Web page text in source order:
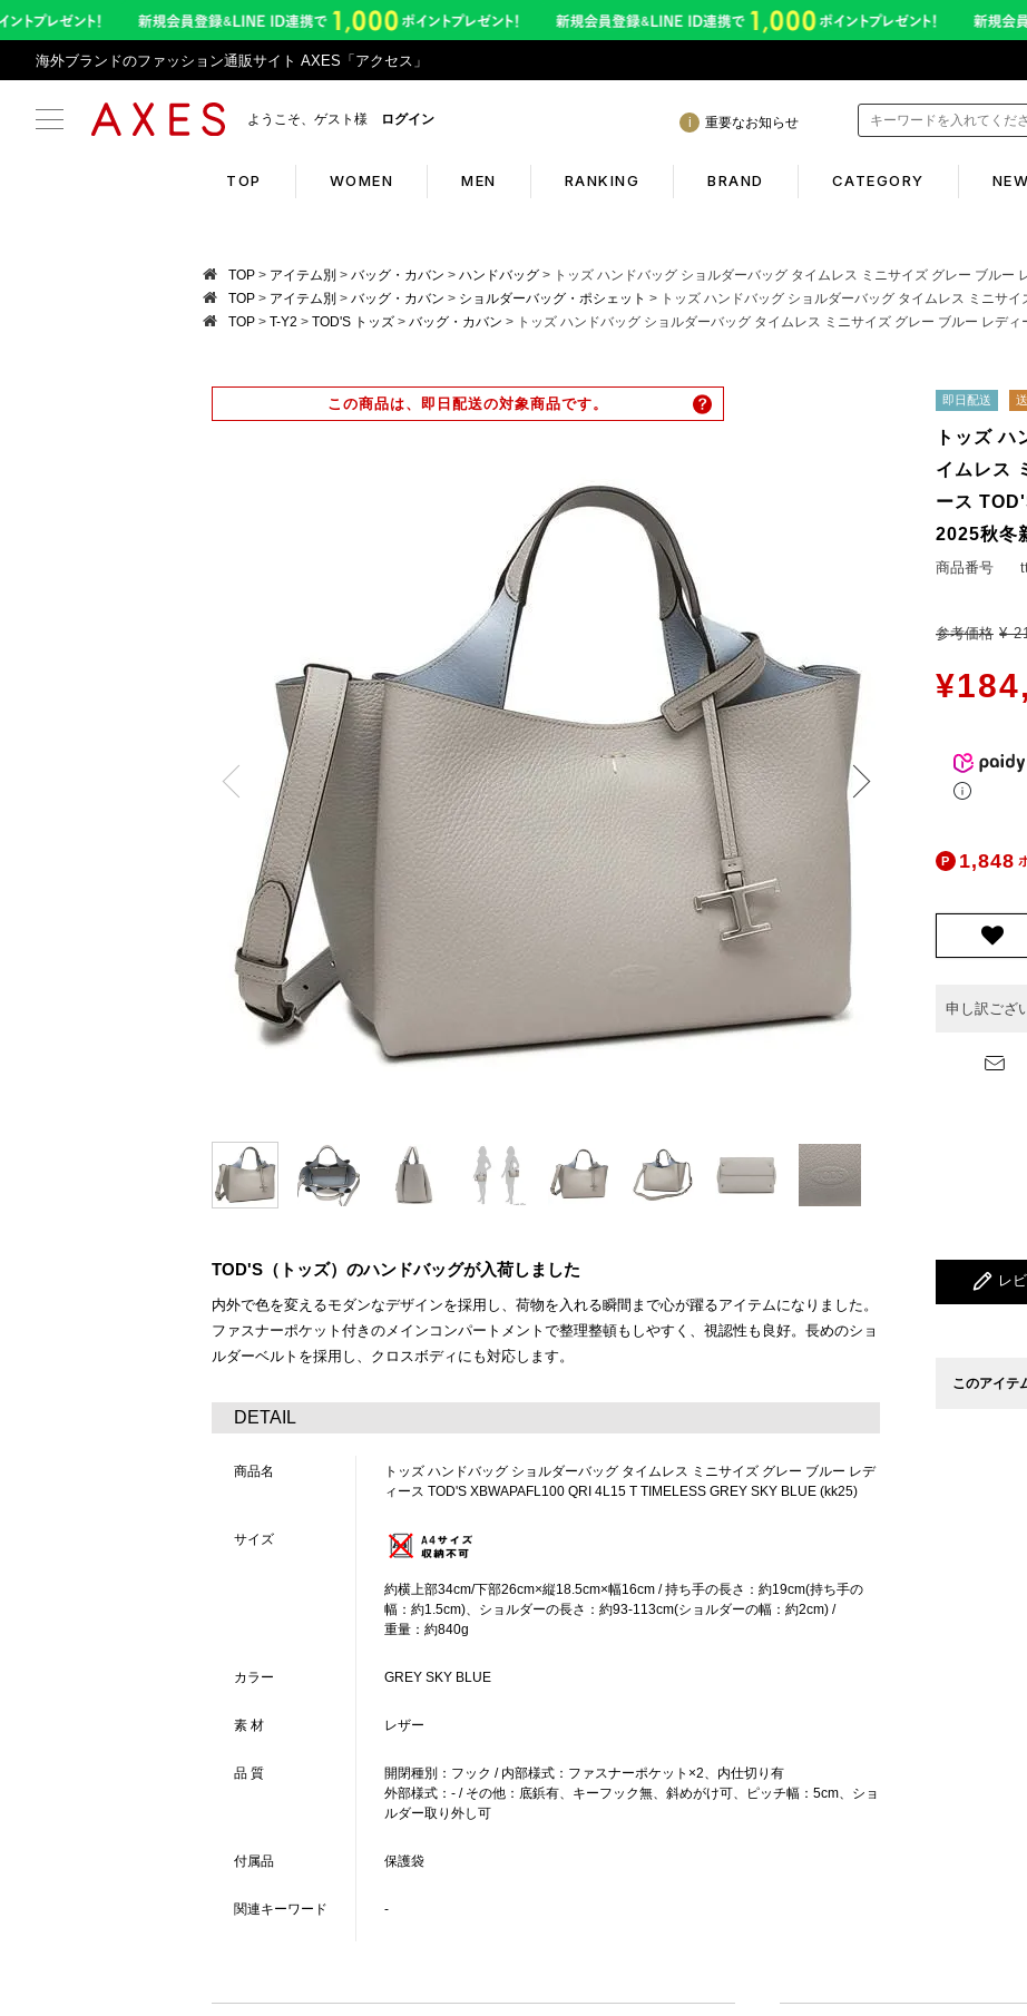
海外ブランドのファッション通販サイト AXES「アクセス」
ようこそ、ゲスト様 ログイン 重要なお知らせ
TOP WOMEN MEN RANKING BRAND CATEGORY NEW
Information
アプリサービス終了のお知らせ
悪質サイトへのご注意
Members Service
マイページ
ログイン
会員登録
会員ランクについて
お気に入り
閲覧履歴
ポイント履歴
Shopping guide
TOP アイテム別 バッグ・カバン ハンドバッグ
トッズ ハンドバッグ ショルダーバッグ タイムレス ミニサイズ グレー ブルー レディー
TOP
アイテム別 バッグ・カバン ショルダーバッグ・ポシェット
トッズ ハンドバッグ ショルダーバッグ タイムレス ミニサイズ グレー ブルー
TOP
T-Y2 TOD'S トッズ バッグ・カバン トッズ ハンドバッグ ショルダーバッグ タイムレス ミニサイズ グレー ブルー レディース
この商品は、即日配送の対象商品です。 即日配送
トッズ ハ
イムレス
ース
2025秋冬
商品番号
参考価格 ¥
¥
1,848
申し訳ござ
TOD'S（トッズ）のハンドバッグが入荷しました
内外で色を変えるモダンなデザインを採用し、荷物を入れる瞬間まで心が躍るアイテムになりました。
ファスナーポケット付きのメインコンパートメントで整理整頓もしやすく、視認性も良好。長めのショ
ルダーベルトを採用し、クロスボディにも対応します。
DETAIL
商品名
トッズ ハンドバッグ ショルダーバッグ タイムレス ミニサイズ グレー ブルー レデ
ィース TOD'S XBWAPAFL100 QRI 4L15 T TIMELESS GREY SKY BLUE (kk25)
サイズ
約横上部34cm/下部26cm×縦18.5cm×幅16cm / 持ち手の長さ：約19cm(持ち手の
幅：約1.5cm)、ショルダーの長さ：約93-113cm(ショルダーの幅：約2cm) /
重量：約840g
カラー GREY SKY BLUE
素 材 レザー
品 質
開閉種別：フック / 内部様式：ファスナーポケット×2、内仕切り有
外部様式：- / その他：底鋲有、キーフック無、斜めがけ可、ピッチ幅：5cm、ショ
ルダー取り外し可
付属品 保護袋
関連キーワード -
レ
このアイテ